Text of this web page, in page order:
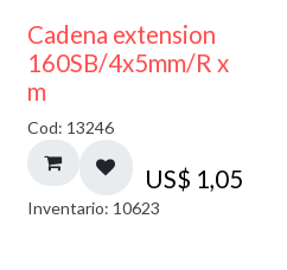
Cadena extension
160SB/4x5mm/R x
m
Cod: 13246
US$ 1,05
Inventario: 10623